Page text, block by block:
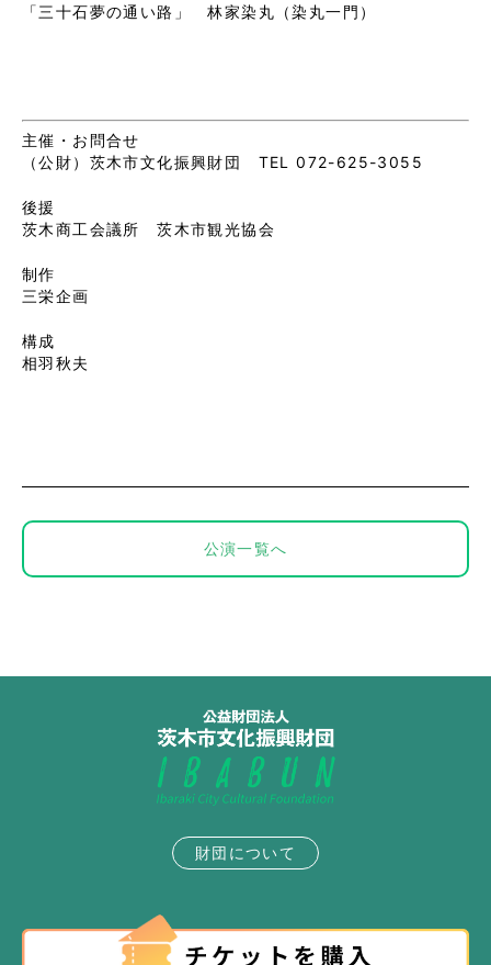
「三十石夢の通い路」 林家染丸（染丸一門）
主催・お問合せ
（公財）茨木市文化振興財団 TEL 072-625-3055
後援
茨木商工会議所 茨木市観光協会
制作
三栄企画
構成
相羽秋夫
公演一覧へ
財団について